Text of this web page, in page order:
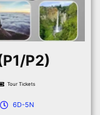
P2)
Tour Tickets
6D-5N